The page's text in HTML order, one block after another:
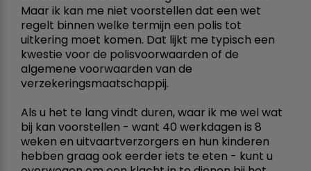
Maar ik kan me niet voorstellen dat een wet
regelt binnen welke termijn een polis tot
uitkering moet komen. Dat lijkt me typisch een
kwestie voor de polisvoorwaarden of de
algemene voorwaarden van de
verzekeringsmaatschappij.
Als u het te lang vindt duren, waar ik me wel wat
bij kan voorstellen - want 40 werkdagen is 8
weken en uitvaartverzorgers en hun kinderen
hebben graag ook eerder iets te eten - kunt u